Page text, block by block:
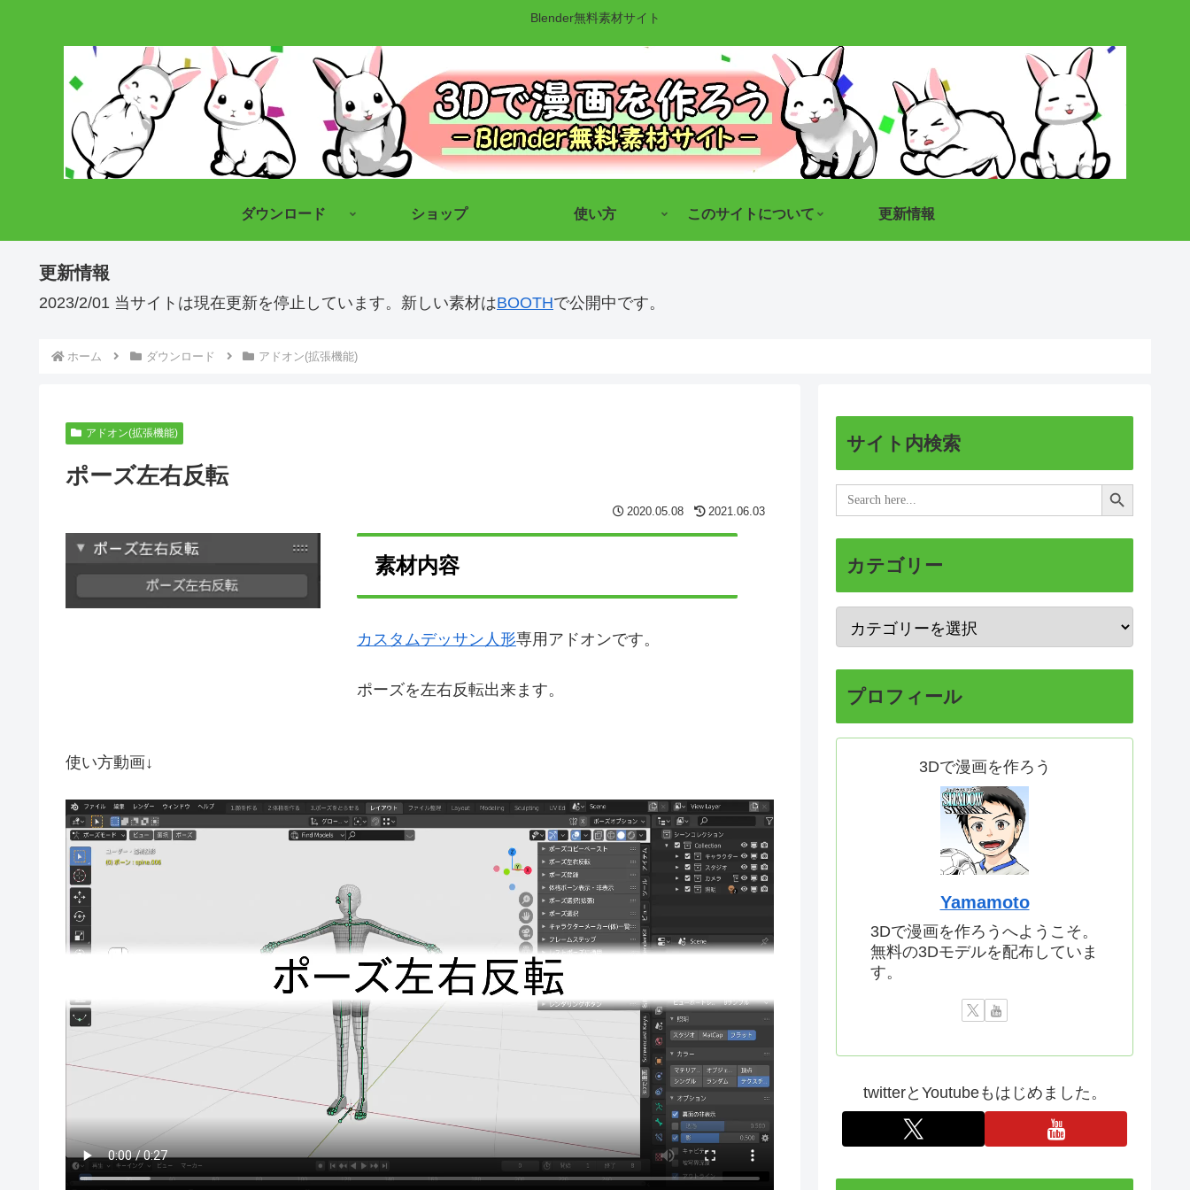
Blender無料素材サイト
ダウンロード ショップ 使い方 このサイトについて 更新情報
更新情報
2023/2/01 当サイトは現在更新を停止しています。新しい素材はBOOTHで公開中です。
ホーム ダウンロード アドオン(拡張機能)
アドオン(拡張機能)
ポーズ左右反転
2020.05.08 2021.06.03
素材内容
カスタムデッサン人形専用アドオンです。
ポーズを左右反転出来ます。
使い方動画↓
サイト内検索
Search
for:
Search Button
カテゴリー
プロフィール
3Dで漫画を作ろう
Yamamoto
3Dで漫画を作ろうへようこそ。
無料の3Dモデルを配布していま
す。
twitterとYoutubeもはじめました。